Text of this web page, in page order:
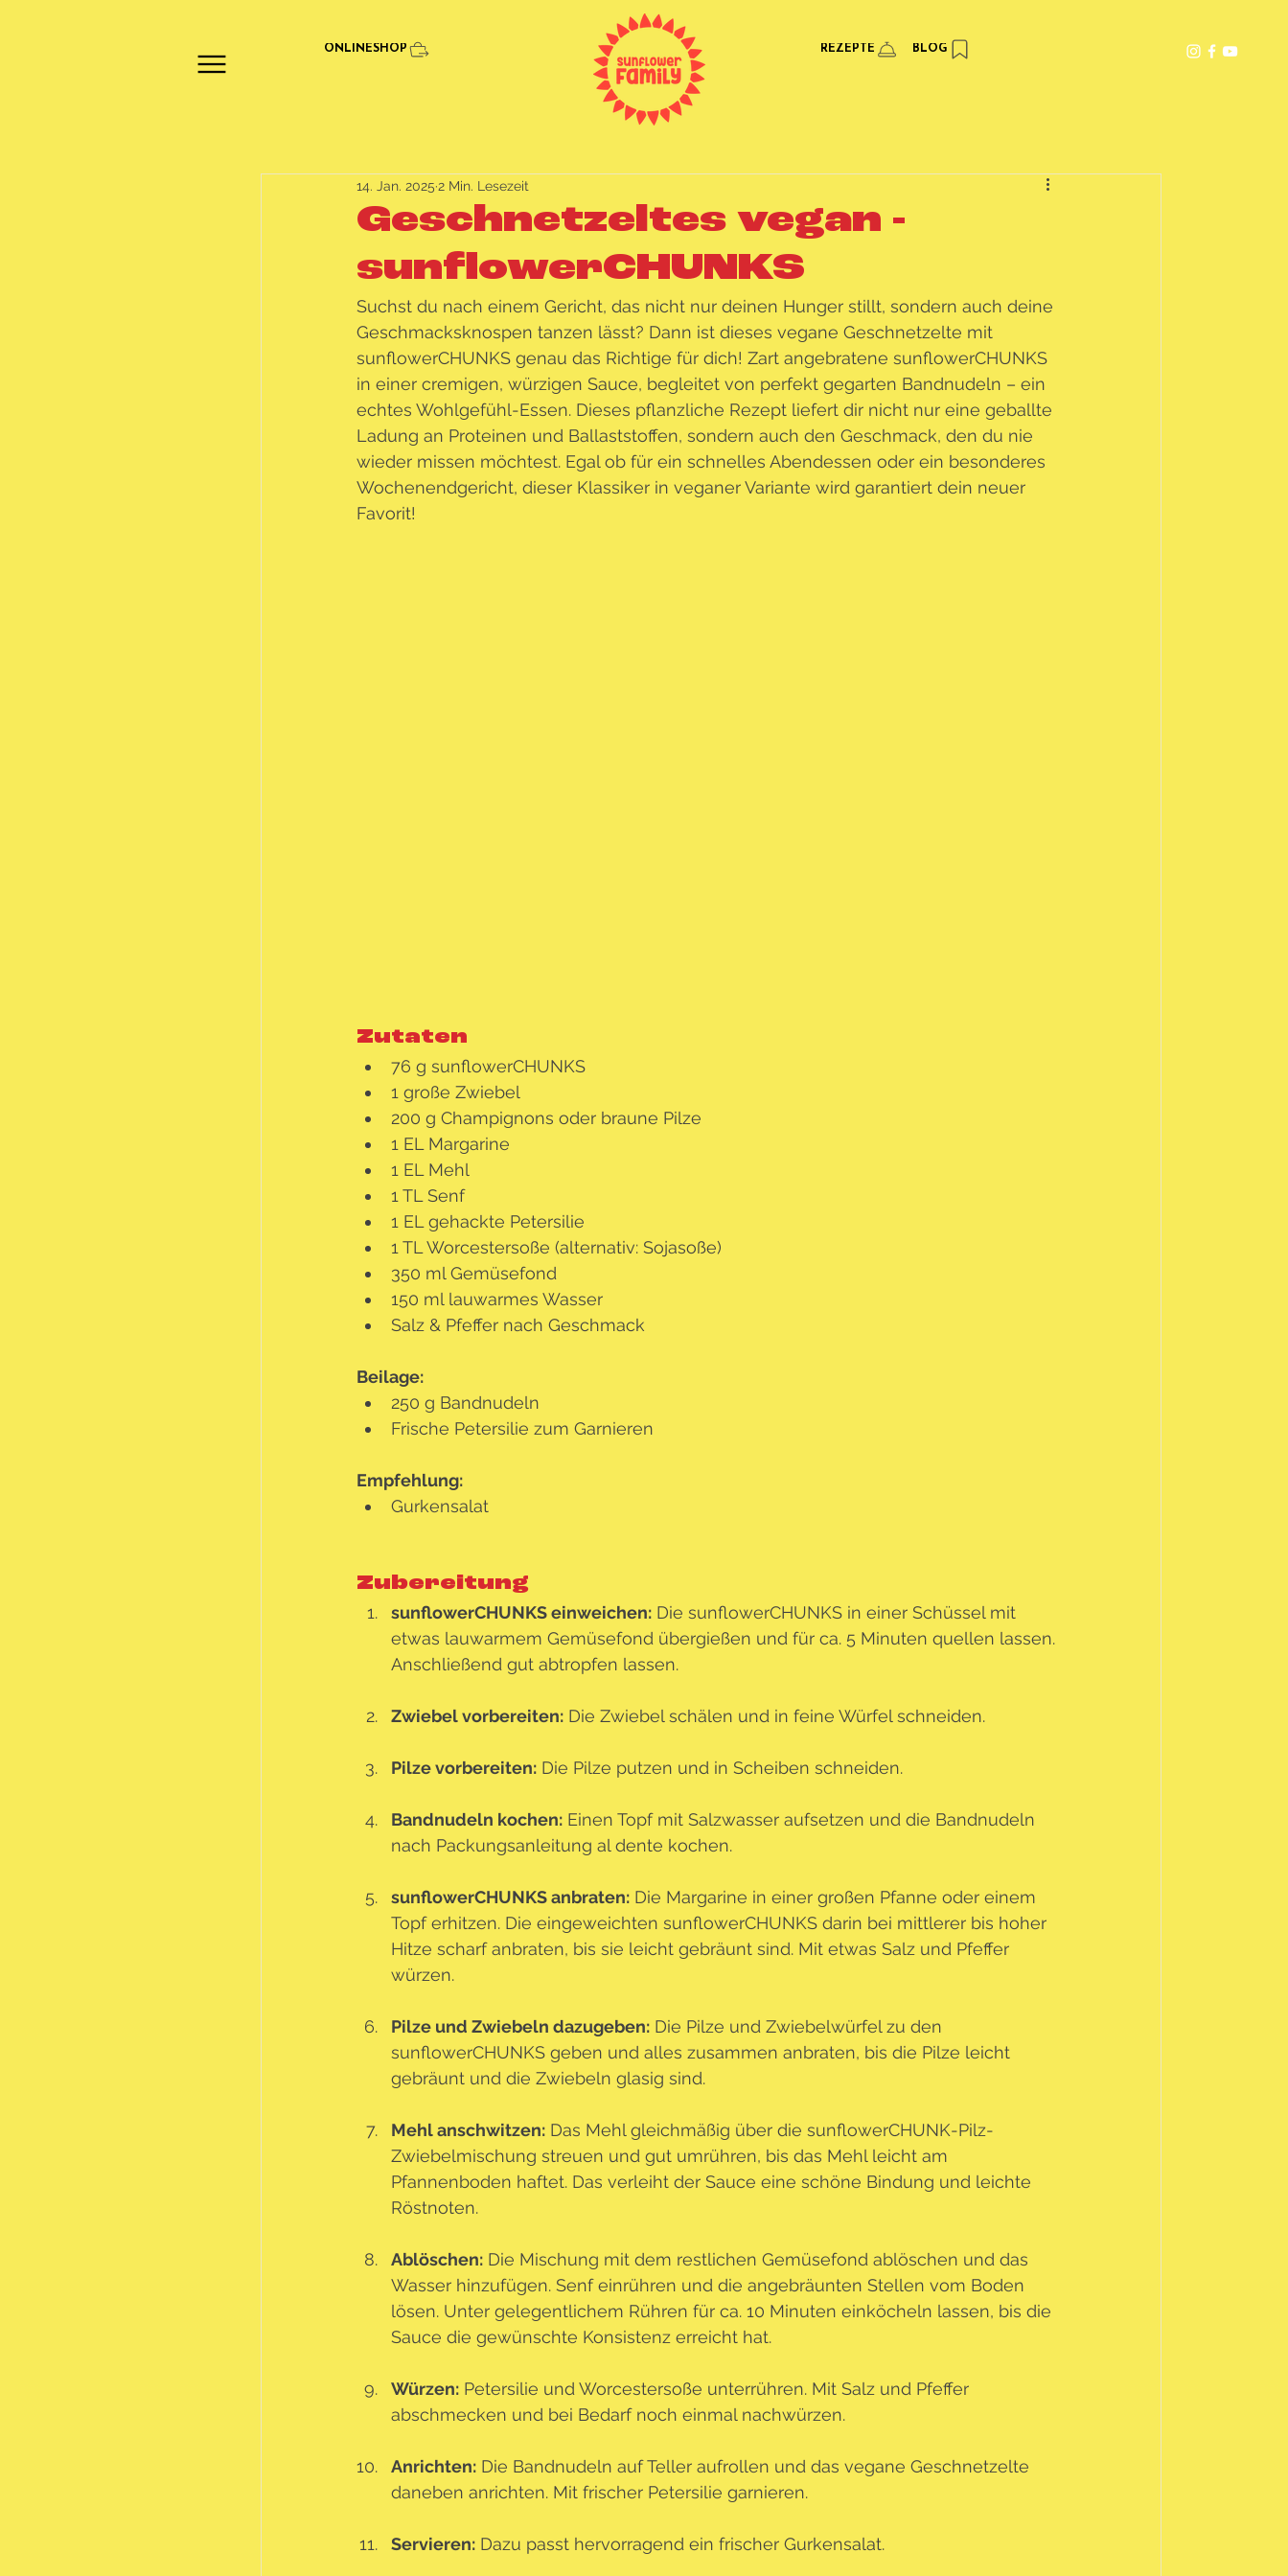
ONLINESHOP REZEPTE BLOG
Geschnetzeltes vegan -
sunflowerCHUNKS
14. Jan. 2025 2 Min. Lesezeit
Suchst du nach einem Gericht, das nicht nur deinen Hunger stillt, sondern auch deine
Geschmacksknospen tanzen lässt? Dann ist dieses vegane Geschnetzelte mit
sunflowerCHUNKS genau das Richtige für dich! Zart angebratene sunflowerCHUNKS
in einer cremigen, würzigen Sauce, begleitet von perfekt gegarten Bandnudeln – ein
echtes Wohlgefühl-Essen. Dieses pflanzliche Rezept liefert dir nicht nur eine geballte
Ladung an Proteinen und Ballaststoffen, sondern auch den Geschmack, den du nie
wieder missen möchtest. Egal ob für ein schnelles Abendessen oder ein besonderes
Wochenendgericht, dieser Klassiker in veganer Variante wird garantiert dein neuer
Favorit!
Zutaten
76 g sunflowerCHUNKS
1 große Zwiebel
200 g Champignons oder braune Pilze
1 EL Margarine
1 EL Mehl
1 TL Senf
1 EL gehackte Petersilie
1 TL Worcestersoße (alternativ: Sojasoße)
350 ml Gemüsefond
150 ml lauwarmes Wasser
Salz & Pfeffer nach Geschmack
Beilage:
250 g Bandnudeln
Frische Petersilie zum Garnieren
Empfehlung:
Gurkensalat
Zubereitung
sunflowerCHUNKS einweichen: Die sunflowerCHUNKS in einer Schüssel mit
etwas lauwarmem Gemüsefond übergießen und für ca. 5 Minuten quellen lassen.
Anschließend gut abtropfen lassen.
Zwiebel vorbereiten: Die Zwiebel schälen und in feine Würfel schneiden.
Pilze vorbereiten: Die Pilze putzen und in Scheiben schneiden.
Bandnudeln kochen: Einen Topf mit Salzwasser aufsetzen und die Bandnudeln
nach Packungsanleitung al dente kochen.
sunflowerCHUNKS anbraten: Die Margarine in einer großen Pfanne oder einem
Topf erhitzen. Die eingeweichten sunflowerCHUNKS darin bei mittlerer bis hoher
Hitze scharf anbraten, bis sie leicht gebräunt sind. Mit etwas Salz und Pfeffer
würzen.
Pilze und Zwiebeln dazugeben: Die Pilze und Zwiebelwürfel zu den
sunflowerCHUNKS geben und alles zusammen anbraten, bis die Pilze leicht
gebräunt und die Zwiebeln glasig sind.
Mehl anschwitzen: Das Mehl gleichmäßig über die sunflowerCHUNK-Pilz-
Zwiebelmischung streuen und gut umrühren, bis das Mehl leicht am
Pfannenboden haftet. Das verleiht der Sauce eine schöne Bindung und leichte
Röstnoten.
Ablöschen: Die Mischung mit dem restlichen Gemüsefond ablöschen und das
Wasser hinzufügen. Senf einrühren und die angebräunten Stellen vom Boden
lösen. Unter gelegentlichem Rühren für ca. 10 Minuten einköcheln lassen, bis die
Sauce die gewünschte Konsistenz erreicht hat.
Würzen: Petersilie und Worcestersoße unterrühren. Mit Salz und Pfeffer
abschmecken und bei Bedarf noch einmal nachwürzen.
Anrichten: Die Bandnudeln auf Teller aufrollen und das vegane Geschnetzelte
daneben anrichten. Mit frischer Petersilie garnieren.
Servieren: Dazu passt hervorragend ein frischer Gurkensalat.